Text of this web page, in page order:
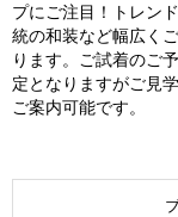
プにご注目！トレン
統の和装など幅広く
ります。ご試着のご
定となりますがご見
ご案内可能です。